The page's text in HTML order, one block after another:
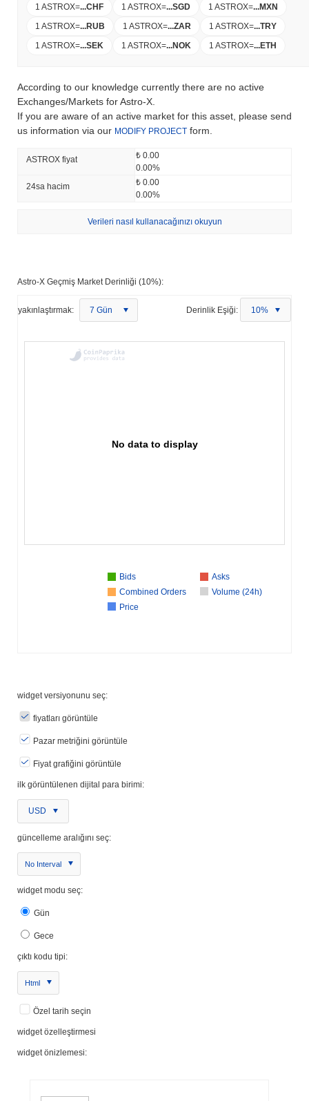
1 ASTROX=...CHF 1 ASTROX=...SGD 1 ASTROX=...MXN
1 ASTROX=...RUB 1 ASTROX=...ZAR 1 ASTROX=...TRY
1 ASTROX=...SEK 1 ASTROX=...NOK 1 ASTROX=...ETH
According to our knowledge currently there are no active
Exchanges/Markets for Astro-X.
If you are aware of an active market for this asset, please send
us information via our MODIFY PROJECT form.
ASTROX fiyat
₺ 0.00
0.00%
24sa hacim
₺ 0.00
0.00%
Verileri nasıl kullanacağınızı okuyun
Astro-X Geçmiş Market Derinliği (10%):
yakınlaştırmak: 7 Gün Derinlik Eşiği: 10%
No data to display
Bids
Asks
Combined Orders
Volume (24h)
Price
widget versiyonunu seç:
fiyatları görüntüle
Pazar metriğini görüntüle
Fiyat grafiğini görüntüle
ilk görüntülenen dijital para birimi:
USD
güncelleme aralığını seç:
No Interval
widget modu seç:
Gün
Gece
çıktı kodu tipi:
Html
Özel tarih seçin
widget özelleştirmesi
widget önizlemesi: